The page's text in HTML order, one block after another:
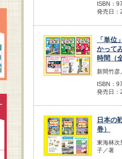
ISBN：
発売日：
「単
かって
時間（
新間竹彦
ISBN：
発売日：
日本の
巻）
東海林次
子／著